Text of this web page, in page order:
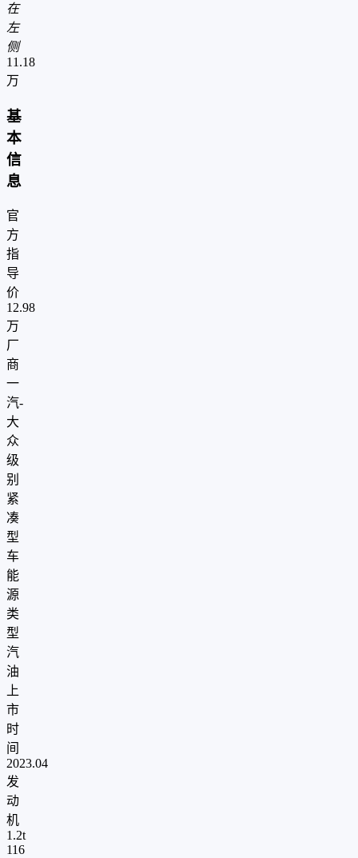
在
左
侧
11.18
万
基
本
信
息
官
方
指
导
价
12.98
万
厂
商
一
汽-
大
众
级
别
紧
凑
型
车
能
源
类
型
汽
油
上
市
时
间
2023.04
发
动
机
1.2t
116